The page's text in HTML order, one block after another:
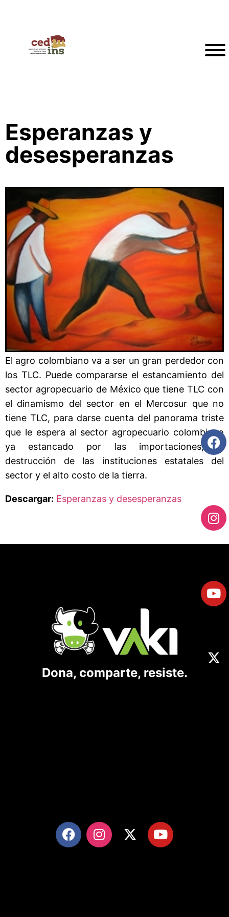
Esperanzas y
desesperanzas
El agro colombiano va a ser un gran perdedor con
los TLC. Puede compararse el estancamiento del
sector agropecuario de México que tiene TLC con
el dinamismo del sector en el Mercosur que no
tiene TLC, para darse cuenta del panorama triste
que le espera al sector agropecuario colombiano
ya estancado por las importaciones, la
destrucción de las instituciones estatales del
sector y el alto costo de la tierra.
Descargar: Esperanzas y desesperanzas
Dona, comparte, resiste.